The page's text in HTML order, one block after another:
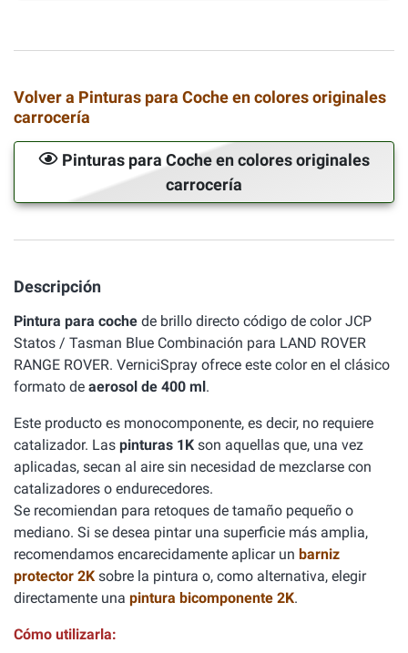
Volver a Pinturas para Coche en colores originales
carrocería
Pinturas para Coche en colores originales
carrocería
Descripción
Pintura para coche de brillo directo código de color JCP
Statos / Tasman Blue Combinación para LAND ROVER
RANGE ROVER. VerniciSpray ofrece este color en el clásico
formato de aerosol de 400 ml.
Este producto es monocomponente, es decir, no requiere
catalizador. Las pinturas 1K son aquellas que, una vez
aplicadas, secan al aire sin necesidad de mezclarse con
catalizadores o endurecedores.
Se recomiendan para retoques de tamaño pequeño o
mediano. Si se desea pintar una superficie más amplia,
recomendamos encarecidamente aplicar un barniz
protector 2K sobre la pintura o, como alternativa, elegir
directamente una pintura bicomponente 2K.
Cómo utilizarla: